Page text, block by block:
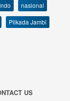
nasional
Pilkada Jambi
US